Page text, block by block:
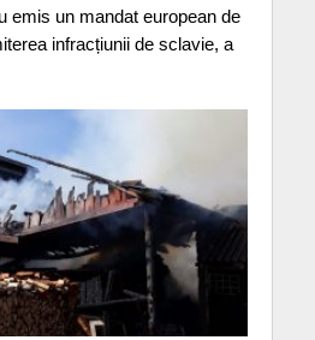
emis un mandat european de
infracțiunii de sclavie, a